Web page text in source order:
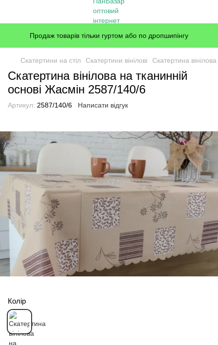
Продаж товарів тільки гуртом або по дропшипінгу
Скатертини на стіл Скатертини вінілові Скатертина
Скатертина вінілова на тканинній
основі Жасмін 2587/140/6
Артикул: 2587/140/6 Написати відгук
Колір